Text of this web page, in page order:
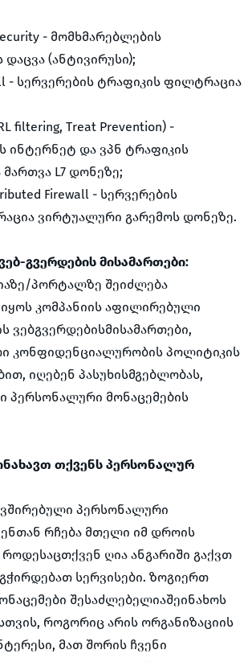
- მომხმარებლების
დაცვა (ანტივირუსი);
- სერვერების ტრაფიკის ფილტრაცია
filtering, Treat Prevention) -
ინტერნეტ და ვპნ ტრაფიკის
L7 დონეზე;
Firewall - სერვერების
ვირტუალური გარემოს დონეზე.
გვერდების მისამართები:
პორტალზე შეიძლება
კომპანიის აფილირებული
ვებგვერდებისმისამართები,
კონფიდენციალურობის პოლიტიკის
იღებენ პასუხისმგებლობას,
პერსონალური მონაცემების
თქვენს პერსონალურ
პერსონალური
რჩება მთელი იმ დროის
ღია ანგარიში გაქვთ
სერვისები. ზოგიერთ
შესაძლებელიაშეინახოს
როგორიც არის ორგანიზაციის
მათ შორის ჩვენი